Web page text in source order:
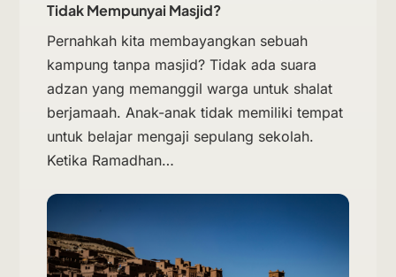
Tidak Mempunyai Masjid?
Pernahkah kita membayangkan sebuah
kampung tanpa masjid? Tidak ada suara
adzan yang memanggil warga untuk shalat
berjamaah. Anak-anak tidak memiliki tempat
untuk belajar mengaji sepulang sekolah.
Ketika Ramadhan…